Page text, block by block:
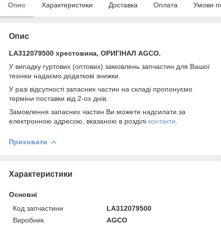
Опис Характеристики Доставка Оплата Умови
Опис
LA312079500 хрестовина, ОРИГІНАЛ AGCO.
У випадку гуртових (оптових) замовлень запчастин для Вашої
техніки надаємо додаткові знижки.
У разі відсутності запасних частин на складі пропонуємо
терміни поставки від 2-ох днів.
Замовлення запасних частин Ви можете надсилати за
електронною адресою, вказаною в розділі контакти
Приховати
Характеристики
Основні
Код запчастини
LA312079500
Виробник
AGCO